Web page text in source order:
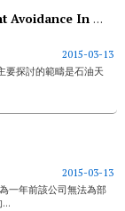
Astm Workshop On Hydrogen Embrittlement Avoidance In Mechanical Fasteners
2015-03-13
要探討的範疇是石油天
2015-03-13
一年前該公司無法為部